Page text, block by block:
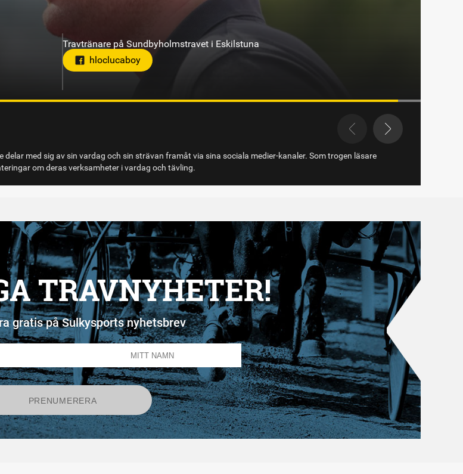
Travtränare på Gävletravet
med sig av sin vardag och sin strävan framåt via sina sociala medier-kanaler. Som trogen läsare
om deras verksamheter i vardag och tävling.
TRAVNYHETER!
gratis på Sulkysports nyhetsbrev